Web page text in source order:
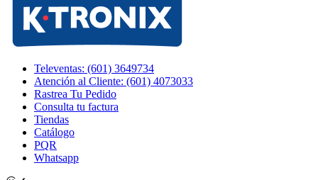
Televentas: (601) 3649734
Atención al Cliente: (601) 4073033
Rastrea Tu Pedido
Consulta tu factura
Tiendas
Catálogo
PQR
Whatsapp